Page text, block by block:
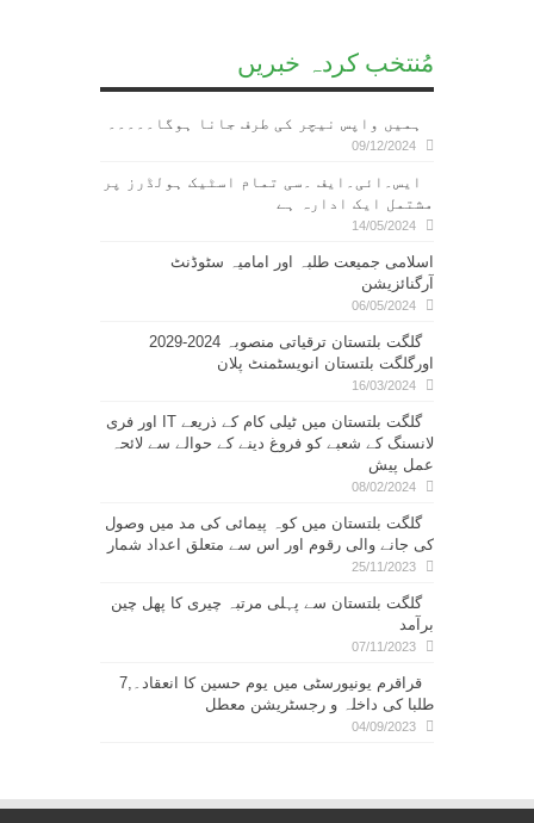
مُنتخب کردہ خبریں
ہمیں واپس نیچر کی طرف جانا ہوگا۔۔۔۔۔
09/12/2024
ایس۔ائی۔ایف ۔سی تمام اسٹیک ہولڈرز پر
مشتمل ایک ادارہ ہے
14/05/2024
اسلامی جمیعت طلبہ اور امامیہ سٹوڈنٹ
آرگنائزیشن
06/05/2024
گلگت بلتستان ترقیاتی منصوبہ 2024-2029
اورگلگت بلتستان انویسٹمنٹ پلان
16/03/2024
گلگت بلتستان میں ٹیلی کام کے ذریعے IT اور فری
لانسنگ کے شعبے کو فروغ دینے کے حوالے سے لائحہ
عمل پیش
08/02/2024
گلگت بلتستان میں کوہ پیمائی کی مد میں وصول
کی جانے والی رقوم اور اس سے متعلق اعداد شمار
25/11/2023
گلگت بلتستان سے پہلی مرتبہ چیری کا پھل چین
برآمد
07/11/2023
قراقرم یونیورسٹی میں یوم حسین کا انعقاد۔,7
طلبا کی داخلہ و رجسٹریشن معطل
04/09/2023